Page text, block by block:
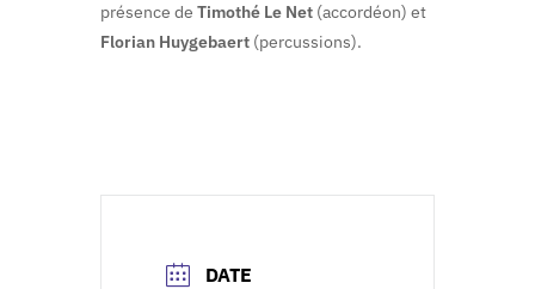
présence de Timothé Le Net (accordéon) et
Florian Huygebaert (percussions).
DATE